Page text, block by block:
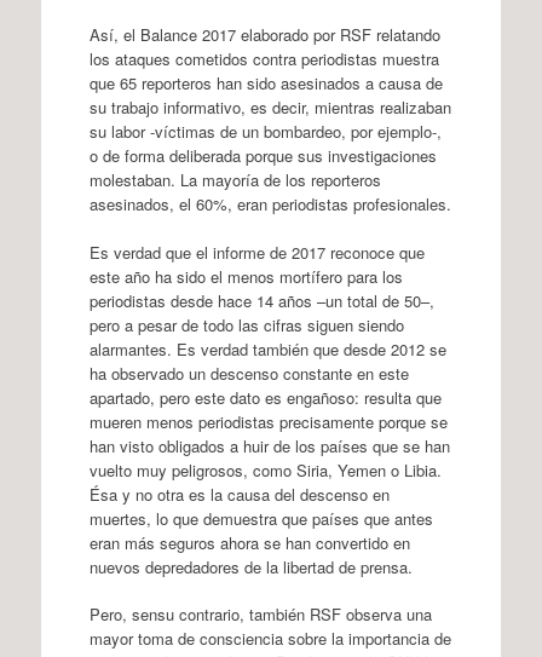
Así, el Balance 2017 elaborado por RSF relatando
los ataques cometidos contra periodistas muestra
que 65 reporteros han sido asesinados a causa de
su trabajo informativo, es decir, mientras realizaban
su labor -víctimas de un bombardeo, por ejemplo-,
o de forma deliberada porque sus investigaciones
molestaban. La mayoría de los reporteros
asesinados, el 60%, eran periodistas profesionales.
Es verdad que el informe de 2017 reconoce que
este año ha sido el menos mortífero para los
periodistas desde hace 14 años –un total de 50–,
pero a pesar de todo las cifras siguen siendo
alarmantes. Es verdad también que desde 2012 se
ha observado un descenso constante en este
apartado, pero este dato es engañoso: resulta que
mueren menos periodistas precisamente porque se
han visto obligados a huir de los países que se han
vuelto muy peligrosos, como Siria, Yemen o Libia.
Ésa y no otra es la causa del descenso en
muertes, lo que demuestra que países que antes
eran más seguros ahora se han convertido en
nuevos depredadores de la libertad de prensa.
Pero, sensu contrario, también RSF observa una
mayor toma de consciencia sobre la importancia de